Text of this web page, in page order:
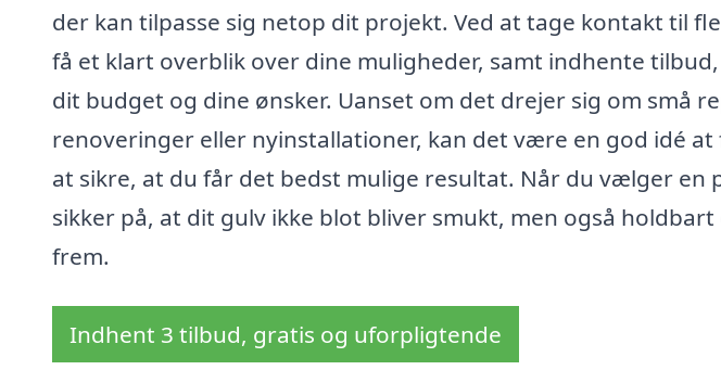
der kan tilpasse sig netop dit projekt. Ved at tage kontakt til
få et klart overblik over dine muligheder, samt indhente
dit budget og dine ønsker. Uanset om det drejer sig om små
renoveringer eller nyinstallationer, kan det være en god idé
at sikre, at du får det bedst mulige resultat. Når du vælger en
sikker på, at dit gulv ikke blot bliver smukt, men også
frem.
Indhent 3 tilbud, gratis og uforpligtende